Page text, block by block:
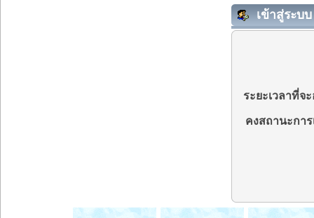
เข้าสู่ระบบ
ระยะเวลาที่จ
คงสถานะกา